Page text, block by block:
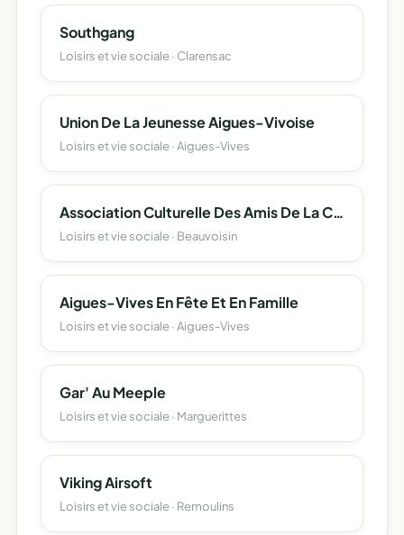
Southgang
Loisirs et vie sociale · Clarensac
Union De La Jeunesse Aigues-Vivoise
Loisirs et vie sociale · Aigues-Vives
Association Culturelle Des Amis De La Clastre
Loisirs et vie sociale · Beauvoisin
Aigues-Vives En Fête Et En Famille
Loisirs et vie sociale · Aigues-Vives
Gar' Au Meeple
Loisirs et vie sociale · Marguerittes
Viking Airsoft
Loisirs et vie sociale · Remoulins